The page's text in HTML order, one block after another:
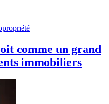
comme un grand
immobiliers